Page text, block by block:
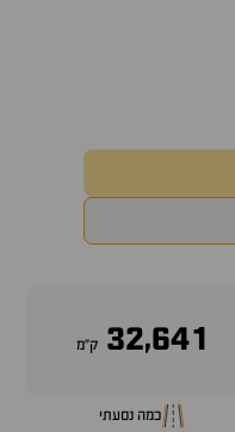
32,641 ק״מ
כמה נסעתי